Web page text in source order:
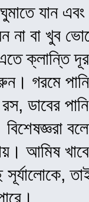
যান
না বা খুব
ক্লান্তি
গরমে
রস, ডাবের
বিশেষজ্ঞরা
আমিষ